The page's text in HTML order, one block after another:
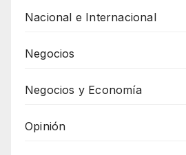
Nacional e Internacional
Negocios
Negocios y Economía
Opinión